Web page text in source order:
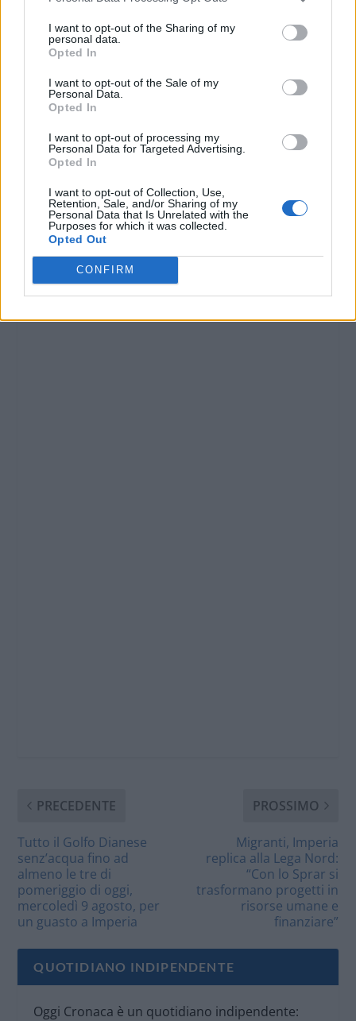
I want to opt-out of the Sharing of my
personal data.
Opted In
I want to opt-out of the Sale of my
Personal Data.
Opted In
I want to opt-out of processing my
Personal Data for Targeted Advertising.
Opted In
I want to opt-out of Collection, Use,
Retention, Sale, and/or Sharing of my
Personal Data that Is Unrelated with the
Purposes for which it was collected.
Opted Out
CONFIRM
PRECEDENTE
Tutto il Golfo Dianese
senz’acqua fino ad
almeno le tre di
pomeriggio di oggi,
mercoledì 9 agosto, per
un guasto a Imperia
PROSSIMO
Migranti, Imperia
replica alla Lega Nord:
“Con lo Sprar si
trasformano progetti in
risorse umane e
finanziare”
QUOTIDIANO INDIPENDENTE
Oggi Cronaca è un quotidiano indipendente: